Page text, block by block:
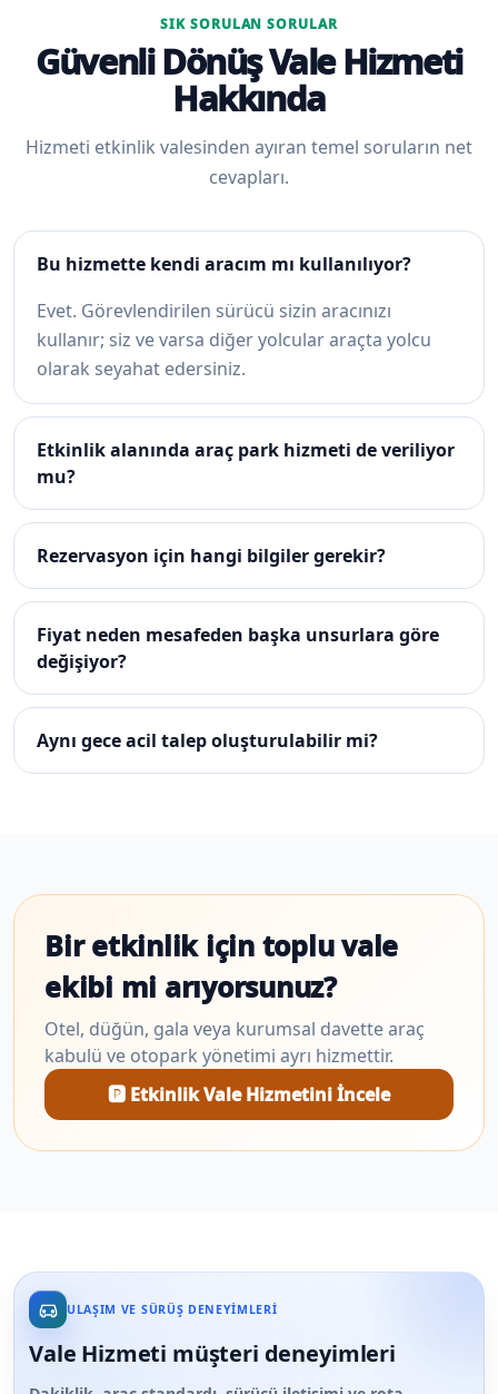
SIK SORULAN SORULAR
Güvenli Dönüş Vale Hizmeti
Hakkında
Hizmeti etkinlik valesinden ayıran temel soruların net
cevapları.
Bu hizmette kendi aracım mı kullanılıyor?
Evet. Görevlendirilen sürücü sizin aracınızı
kullanır; siz ve varsa diğer yolcular araçta yolcu
olarak seyahat edersiniz.
Etkinlik alanında araç park hizmeti de veriliyor
mu?
Rezervasyon için hangi bilgiler gerekir?
Fiyat neden mesafeden başka unsurlara göre
değişiyor?
Aynı gece acil talep oluşturulabilir mi?
Bir etkinlik için toplu vale
ekibi mi arıyorsunuz?
Otel, düğün, gala veya kurumsal davette araç
kabulü ve otopark yönetimi ayrı hizmettir.
🅿️ Etkinlik Vale Hizmetini İncele
ULAŞIM VE SÜRÜŞ DENEYIMLERI
Vale Hizmeti müşteri deneyimleri